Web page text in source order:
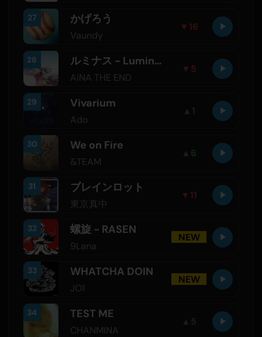
27 かげろう
Vaundy
▼ 16
28 ルミナス - Luminous
AiNA THE END
▼ 5
29 Vivarium
Ado
▲ 1
30 We on Fire
&TEAM
▲ 6
31 ブレインロット
東京真中
▼ 11
32 螺旋 - RASEN
9Lana
NEW
33 WHATCHA DOIN
JO1
NEW
34 TEST ME
CHANMINA
▲ 5